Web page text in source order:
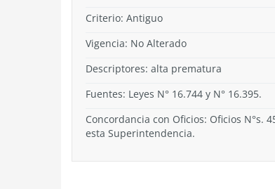
Criterio: Antiguo
Vigencia: No Alterado
Descriptores: alta prematura
Fuentes: Leyes N° 16.744 y N° 16.395.
Concordancia con Oficios: Oficios N°s.
esta Superintendencia.